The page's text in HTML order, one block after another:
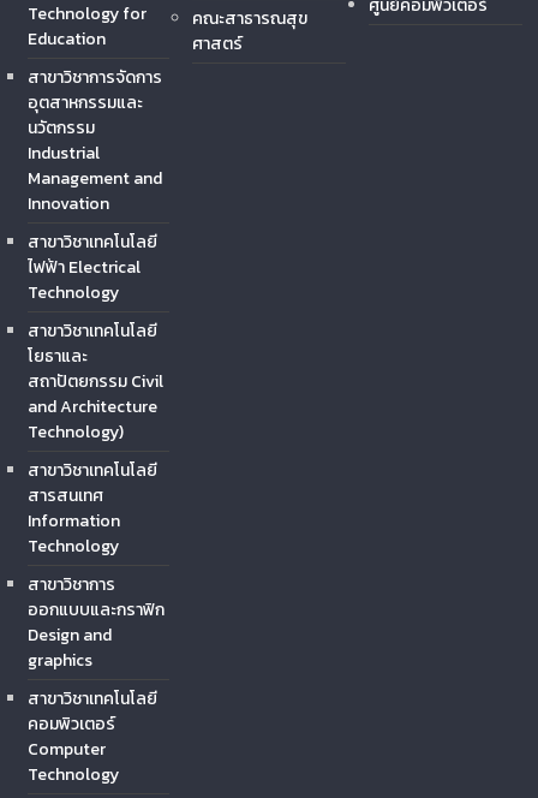
Technology for
Education
สาขาวิชาการจัดการ
อุตสาหกรรมและ
นวัตกรรม
Industrial
Management and
Innovation
สาขาวิชาเทคโนโลยี
ไฟฟ้า Electrical
Technology
สาขาวิชาเทคโนโลยี
โยธาและ
สถาปัตยกรรม Civil
and Architecture
Technology)
สาขาวิชาเทคโนโลยี
สารสนเทศ
Information
Technology
สาขาวิชาการ
ออกแบบและกราฟิก
Design and
graphics
สาขาวิชาเทคโนโลยี
คอมพิวเตอร์
Computer
Technology
คณะสาธารณสุข
ศาสตร์
ศูนย์คอมพิวเตอร์